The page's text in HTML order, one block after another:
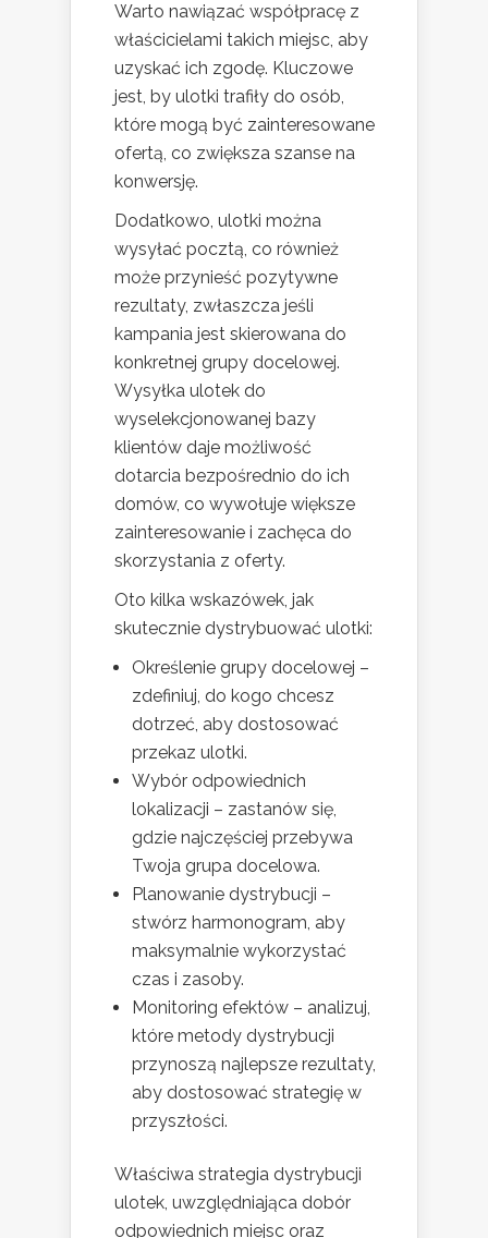
Warto nawiązać współpracę z
właścicielami takich miejsc, aby
uzyskać ich zgodę. Kluczowe
jest, by ulotki trafiły do osób,
które mogą być zainteresowane
ofertą, co zwiększa szanse na
konwersję.
Dodatkowo, ulotki można
wysyłać pocztą, co również
może przynieść pozytywne
rezultaty, zwłaszcza jeśli
kampania jest skierowana do
konkretnej grupy docelowej.
Wysyłka ulotek do
wyselekcjonowanej bazy
klientów daje możliwość
dotarcia bezpośrednio do ich
domów, co wywołuje większe
zainteresowanie i zachęca do
skorzystania z oferty.
Oto kilka wskazówek, jak
skutecznie dystrybuować ulotki:
Określenie grupy docelowej –
zdefiniuj, do kogo chcesz
dotrzeć, aby dostosować
przekaz ulotki.
Wybór odpowiednich
lokalizacji – zastanów się,
gdzie najczęściej przebywa
Twoja grupa docelowa.
Planowanie dystrybucji –
stwórz harmonogram, aby
maksymalnie wykorzystać
czas i zasoby.
Monitoring efektów – analizuj,
które metody dystrybucji
przynoszą najlepsze rezultaty,
aby dostosować strategię w
przyszłości.
Właściwa strategia dystrybucji
ulotek, uwzględniająca dobór
odpowiednich miejsc oraz